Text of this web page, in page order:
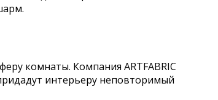
комнаты. Компания ARTFABRIC
интерьеру неповторимый